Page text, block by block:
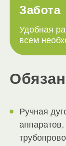
Забота
Удобная
всем
Ручная
аппаратов,